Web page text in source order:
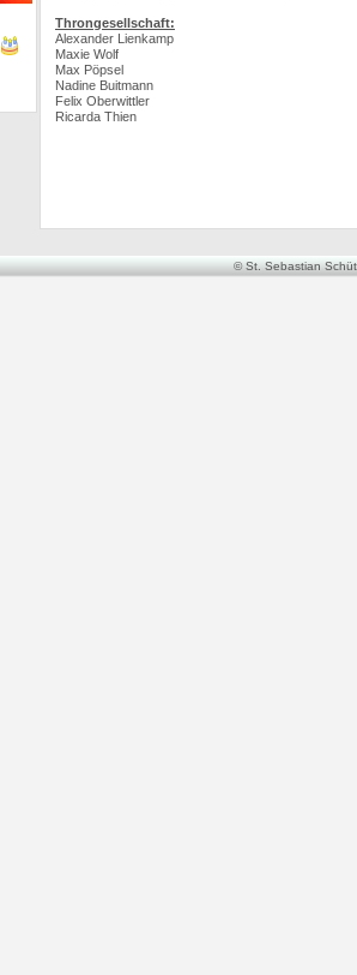
Throngesellschaft:
Alexander Lienkamp
Maxie Wolf
Max Pöpsel
Nadine Buitmann
Felix Oberwittler
Ricarda Thien
© St. Sebastian